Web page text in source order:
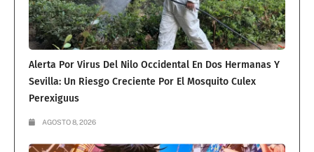
Alerta Por Virus Del Nilo Occidental En Dos Hermanas Y
Sevilla: Un Riesgo Creciente Por El Mosquito Culex
Perexiguus
AGOSTO 8, 2026